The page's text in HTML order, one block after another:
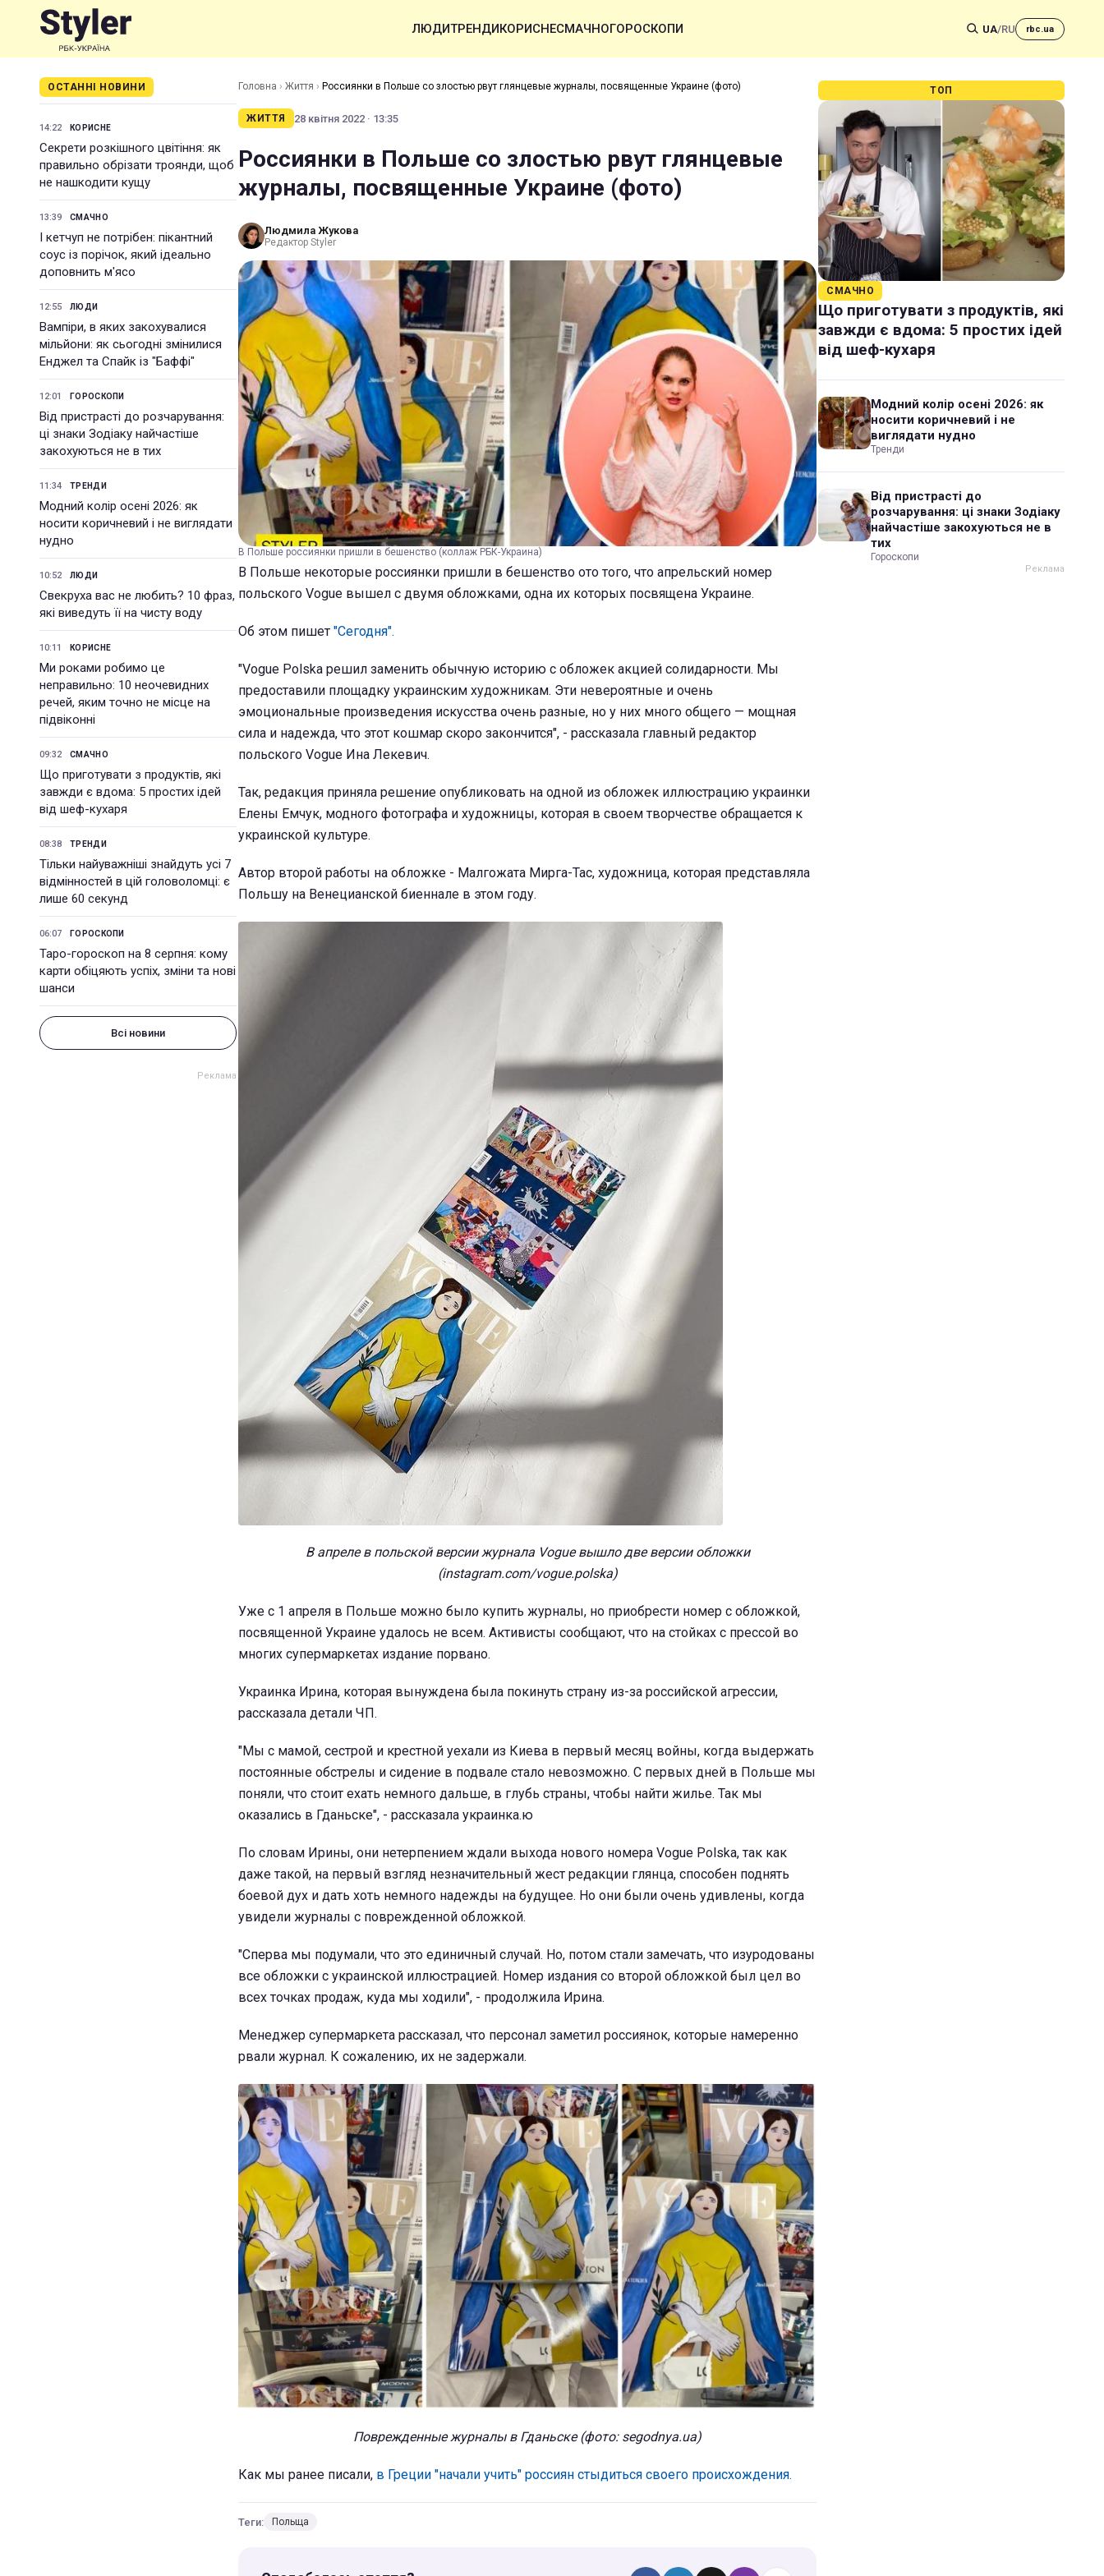
ЛЮДИТРЕНДИКОРИСНЕСМАЧНОГОРОСКОПИ UA/RU rbc.ua
ОСТАННІ НОВИНИ
14:22 КОРИСНЕ
Секрети розкішного цвітіння: як
правильно обрізати троянди, щоб
не нашкодити кущу
13:39 СМАЧНО
І кетчуп не потрібен: пікантний
соус із порічок, який ідеально
доповнить м'ясо
12:55 ЛЮДИ
Вампіри, в яких закохувалися
мільйони: як сьогодні змінилися
Енджел та Спайк із "Баффі"
12:01 ГОРОСКОПИ
Від пристрасті до розчарування:
ці знаки Зодіаку найчастіше
закохуються не в тих
11:34 ТРЕНДИ
Модний колір осені 2026: як
носити коричневий і не виглядати
нудно
10:52 ЛЮДИ
Свекруха вас не любить? 10 фраз,
які виведуть її на чисту воду
10:11 КОРИСНЕ
Ми роками робимо це
неправильно: 10 неочевидних
речей, яким точно не місце на
підвіконні
09:32 СМАЧНО
Що приготувати з продуктів, які
завжди є вдома: 5 простих ідей
від шеф-кухаря
08:38 ТРЕНДИ
Тільки найуважніші знайдуть усі 7
відмінностей в цій головоломці: є
лише 60 секунд
06:07 ГОРОСКОПИ
Таро-гороскоп на 8 серпня: кому
карти обіцяють успіх, зміни та нові
шанси
Всі новини
Головна › Життя › Россиянки в Польше со злостью рвут глянцевые журналы, посвященные Украине (фото)
ЖИТТЯ 28 квітня 2022 · 13:35
Россиянки в Польше со злостью рвут глянцевые
журналы, посвященные Украине (фото)
Людмила Жукова
Редактор Styler
В Польше россиянки пришли в бешенство (коллаж РБК-Украина)
В Польше некоторые россиянки пришли в бешенство ото того, что апрельский номер
польского Vogue вышел с двумя обложками, одна их которых посвящена Украине.
Об этом пишет "Сегодня".
"Vogue Polska решил заменить обычную историю с обложек акцией солидарности. Мы
предоставили площадку украинским художникам. Эти невероятные и очень
эмоциональные произведения искусства очень разные, но у них много общего — мощная
сила и надежда, что этот кошмар скоро закончится", - рассказала главный редактор
польского Vogue Ина Лекевич.
Так, редакция приняла решение опубликовать на одной из обложек иллюстрацию украинки
Елены Емчук, модного фотографа и художницы, которая в своем творчестве обращается к
украинской культуре.
Автор второй работы на обложке - Малгожата Мирга-Тас, художница, которая представляла
Польшу на Венецианской биеннале в этом году.
В апреле в польской версии журнала Vogue вышло две версии обложки
(instagram.com/vogue.polska)
Уже с 1 апреля в Польше можно было купить журналы, но приобрести номер с обложкой,
посвященной Украине удалось не всем. Активисты сообщают, что на стойках с прессой во
многих супермаркетах издание порвано.
Украинка Ирина, которая вынуждена была покинуть страну из-за российской агрессии,
рассказала детали ЧП.
"Мы с мамой, сестрой и крестной уехали из Киева в первый месяц войны, когда выдержать
постоянные обстрелы и сидение в подвале стало невозможно. С первых дней в Польше мы
поняли, что стоит ехать немного дальше, в глубь страны, чтобы найти жилье. Так мы
оказались в Гданьске", - рассказала украинка.ю
По словам Ирины, они нетерпением ждали выхода нового номера Vogue Polska, так как
даже такой, на первый взгляд незначительный жест редакции глянца, способен поднять
боевой дух и дать хоть немного надежды на будущее. Но они были очень удивлены, когда
увидели журналы с поврежденной обложкой.
"Сперва мы подумали, что это единичный случай. Но, потом стали замечать, что изуродованы
все обложки с украинской иллюстрацией. Номер издания со второй обложкой был цел во
всех точках продаж, куда мы ходили", - продолжила Ирина.
Менеджер супермаркета рассказал, что персонал заметил россиянок, которые намеренно
рвали журнал. К сожалению, их не задержали.
Поврежденные журналы в Гданьске (фото: segodnya.ua)
Как мы ранее писали, в Греции "начали учить" россиян стыдиться своего происхождения.
Теги: Польща
ТОП
СМАЧНО
Що приготувати з продуктів, які
завжди є вдома: 5 простих ідей
від шеф-кухаря
Модний колір осені 2026: як
носити коричневий і не
виглядати нудно
Тренди
Від пристрасті до
розчарування: ці знаки Зодіаку
найчастіше закохуються не в
тих
Гороскопи